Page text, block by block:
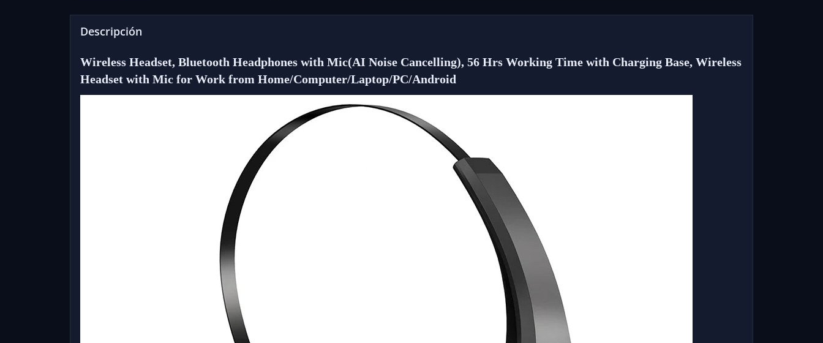
Mic
&
Mute
Button,
Working
cantidad
Descripción
Wireless Headset, Bluetooth Headphones with Mic(AI Noise Cancelling), 56 Hrs Working Time with Charging Base, Wireless
Headset with Mic for Work from Home/Computer/Laptop/PC/Android